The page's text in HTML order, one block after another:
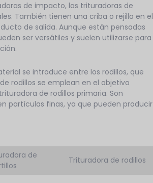
de impacto, las trituradoras de
También tienen una criba o rejilla en el
de salida. Aunque están pensadas
ser versátiles y suelen utilizarse para
se introduce entre los rodillos, que
rodillos se emplean en el objetivo
de rodillos primaria. Son
partículas finas, ya que pueden producir
de
Trituradora de rodillos